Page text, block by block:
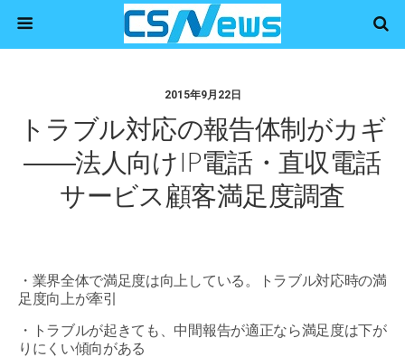
2015年9月22日
トラブル対応の報告体制がカギ
――法人向けIP電話・直収電話
サービス顧客満足度調査
・業界全体で満足度は向上している。トラブル対応時の満
足度向上が牽引
・トラブルが起きても、中間報告が適正なら満足度は下が
りにくい傾向がある